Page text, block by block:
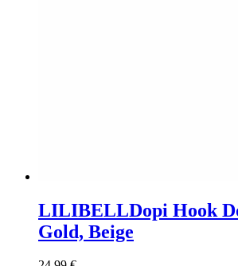
LILIBELLDopi Hook
Gold, Beige